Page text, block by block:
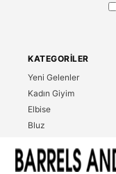
KATEGORILER
Yeni Gelenler
Kadın Giyim
Elbise
Bluz
T-Shirt